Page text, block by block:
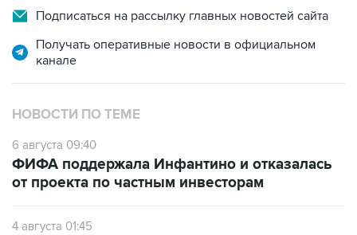
Подписаться на рассылку главных новостей сайта
Получать оперативные новости в официальном
канале
НОВОСТИ ПО ТЕМЕ
6 августа 09:40
ФИФА поддержала Инфантино и отказалась
от проекта по частным инвесторам
4 августа 01:45